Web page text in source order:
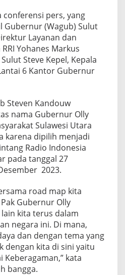
pers, yang
Gubernur (Wagub) Sulut
Layanan dan
Yohanes Markus
Steve Kepel, Kepala
6 Kantor Gubernur
Steven Kandouw
nama Gubernur Olly
Sulawesi Utara
karena dipilih menjadi
Radio Indonesia
pada tanggal 27
2023.
road map kita
Gubernur Olly
kita terus dalam
negara ini. Di mana,
dan dengan tema yang
dengan kita di sini yaitu
Keberagaman,” kata
bangga.